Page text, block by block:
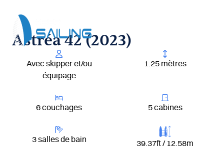
contenu
Astréa 42 (2023)
Avec skipper et/ou
équipage
1.25 mètres
6 couchages 5 cabines
3 salles de bain 39.37ft / 12.58m